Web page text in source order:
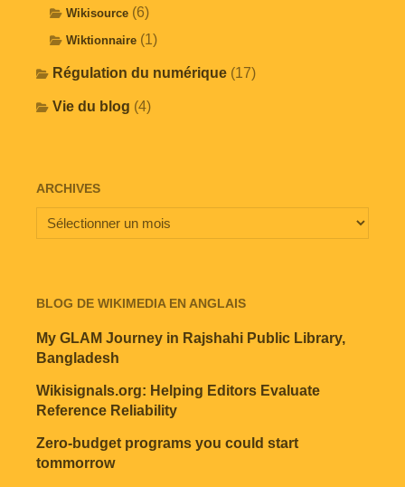
Wikisource (6)
Wiktionnaire (1)
Régulation du numérique (17)
Vie du blog (4)
ARCHIVES
BLOG DE WIKIMEDIA EN ANGLAIS
My GLAM Journey in Rajshahi Public Library,
Bangladesh
Wikisignals.org: Helping Editors Evaluate
Reference Reliability
Zero-budget programs you could start
tommorrow